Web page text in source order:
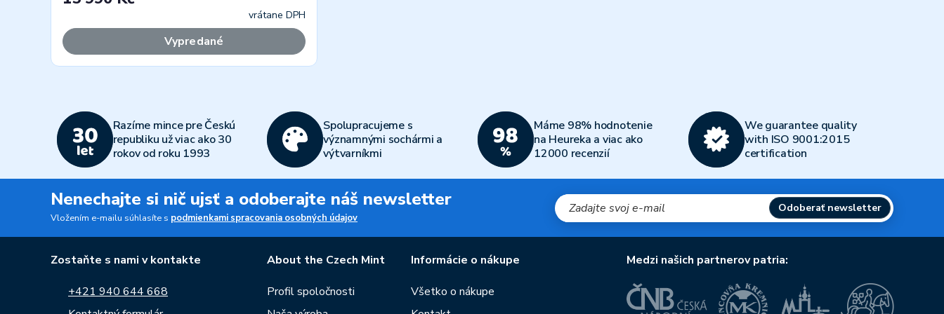
vrátane DPH
Vypredané
Razíme mince pre Českú
republiku už viac ako 30
rokov od roku 1993
Spolupracujeme s
významnými sochármi a
výtvarníkmi
Máme 98% hodnotenie
na Heureka a viac ako
12000 recenzií
We guarantee quality
with ISO 9001:2015
certification
Nenechajte si nič ujsť a odoberajte náš newsletter
Vložením e-mailu súhlasíte s podmienkami spracovania osobných údajov
Odoberať newsletter
Zostaňte s nami v kontakte
+421 940 644 668
About the Czech Mint
Profil spoločnosti
Informácie o nákupe
Všetko o nákupe
Medzi našich partnerov patria: